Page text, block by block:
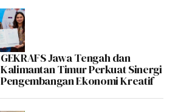
GEKRAFS Jawa Tengah dan
Kalimantan Timur Perkuat Sinergi
Pengembangan Ekonomi Kreatif